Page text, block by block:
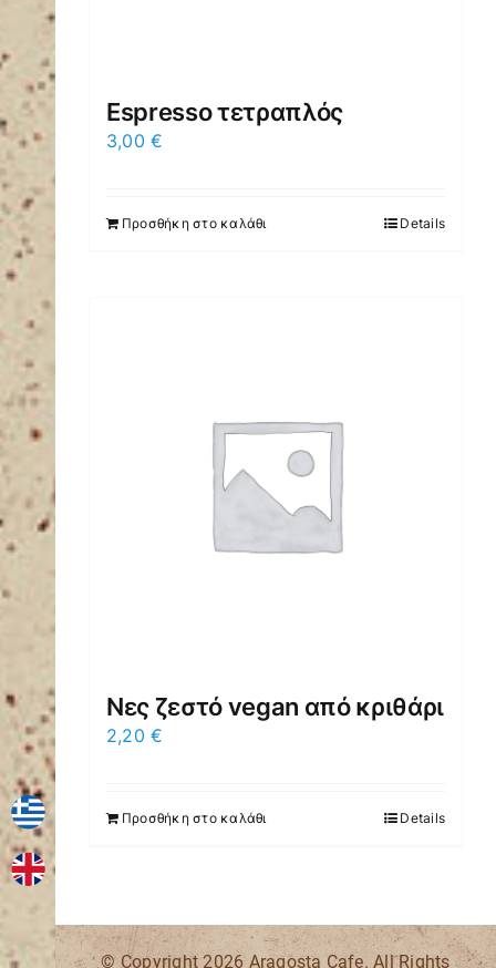
Espresso τετραπλός
3,00€
Προσθήκη στο καλάθι Details
Νες ζεστό vegan από κριθάρι
2,20€
Προσθήκη στο καλάθι Details
© Copyright 2026 Aragosta Cafe. All Rights